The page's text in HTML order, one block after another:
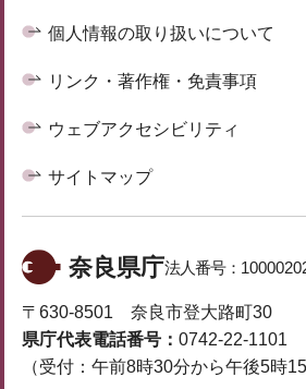
個人情報の取り扱いについて
リンク・著作権・免責事項
ウェブアクセシビリティ
サイトマップ
奈良県庁法人番号：
〒630-8501 奈良市登大路町30
県庁代表電話番号： 0742-22-1101
（受付：午前8時30分から午後5時15